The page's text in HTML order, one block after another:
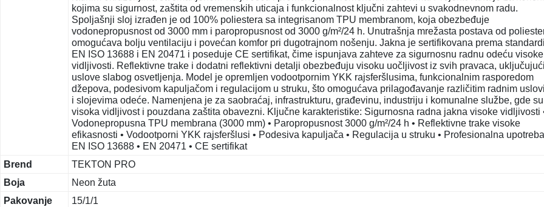
kojima su sigurnost, zaštita od vremenskih uticaja i funkcionalnost ključni zahtevi u svakodnevnom radu.
Spoljašnji sloj izrađen je od 100% poliestera sa integrisanom TPU membranom, koja obezbeđuje
vodonepropusnost od 3000 mm i paropropusnost od 3000 g/m²/24 h. Unutrašnja mrežasta postava od
omogućava bolju ventilaciju i povećan komfor pri dugotrajnom nošenju. Jakna je sertifikovana prema
EN ISO 13688 i EN 20471 i poseduje CE sertifikat, čime ispunjava zahteve za sigurnosnu radnu odeću visoke
vidljivosti. Reflektivne trake i dodatni reflektivni detalji obezbeđuju visoku uočljivost iz svih pravaca, uključujući
uslove slabog osvetljenja. Model je opremljen vodootpornim YKK rajsferšlusima, funkcionalnim rasporedom
džepova, podesivom kapuljačom i regulacijom u struku, što omogućava prilagođavanje različitim radnim
i slojevima odeće. Namenjena je za saobraćaj, infrastrukturu, građevinu, industriju i komunalne službe, gde su
visoka vidljivost i pouzdana zaštita obavezni. Ključne karakteristike: Sigurnosna radna jakna visoke vidljivosti
Vodonepropusna TPU membrana (3000 mm) • Paropropusnost 3000 g/m²/24 h • Reflektivne trake visoke
efikasnosti • Vodootporni YKK rajsferšlusi • Podesiva kapuljača • Regulacija u struku • Profesionalna upotreba
EN ISO 13688 • EN 20471 • CE sertifikat
Brend
TEKTON PRO
Boja
Neon žuta
Pakovanje
15/1/1